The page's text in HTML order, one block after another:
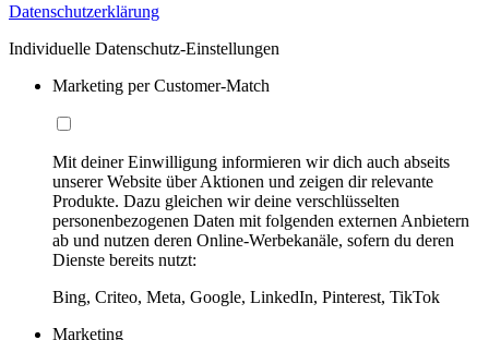
Datenschutzerklärung
Individuelle Datenschutz-Einstellungen
Marketing per Customer-Match
Mit deiner Einwilligung informieren wir dich auch abseits
unserer Website über Aktionen und zeigen dir relevante
Produkte. Dazu gleichen wir deine verschlüsselten
personenbezogenen Daten mit folgenden externen Anbietern
ab und nutzen deren Online-Werbekanäle, sofern du deren
Dienste bereits nutzt:
Bing, Criteo, Meta, Google, LinkedIn, Pinterest, TikTok
Marketing